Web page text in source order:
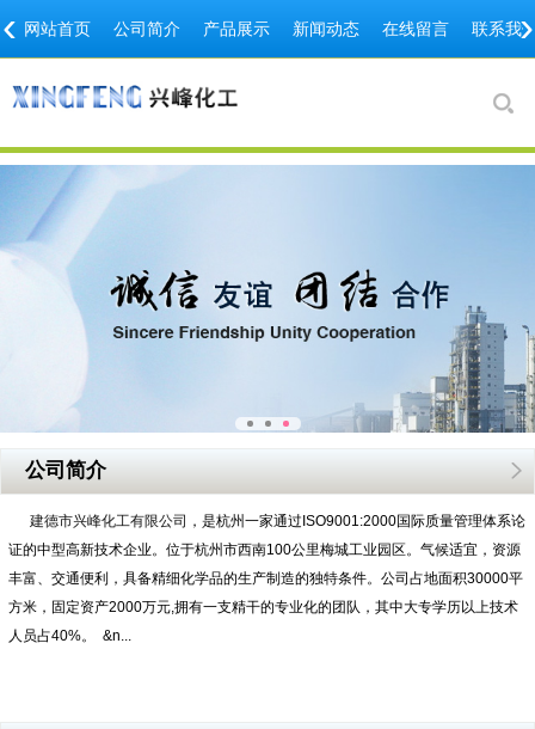
网站首页 公司简介 产品展示 新闻动态 在线留言 联系我
‹ ›
公司简介
建德市兴峰化工有限公司 ，是杭州一家通过ISO9001:2000国际质量管理体系论
证的中型高新技术企业。位于杭州市西南100公里梅城工业园区。气候适宜，资源
丰富、交通便利，具备精细化学品的生产制造的独特条件。公司占地面积30000平
方米，固定资产2000万元,拥有一支精干的专业化的团队，其中大专学历以上技术
人员占40%。 &n...